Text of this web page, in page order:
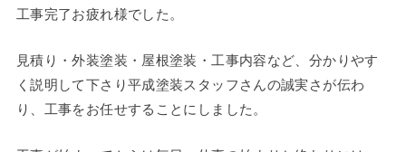
工事完了お疲れ様でした。
見積り・外装塗装・屋根塗装・工事内容など、分かりやす
く説明して下さり平成塗装スタッフさんの誠実さが伝わ
り、工事をお任せすることにしました。